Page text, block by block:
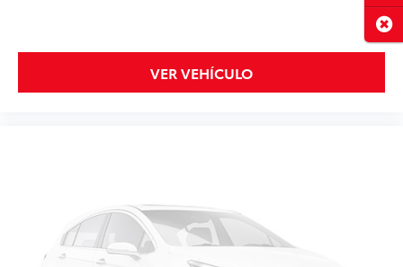
VER VEHÍCULO